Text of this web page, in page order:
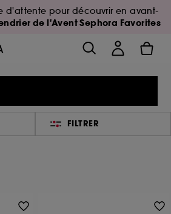
d'attente pour découvrir en avant-
de l'Avent Sephora Favorites
FILTRER